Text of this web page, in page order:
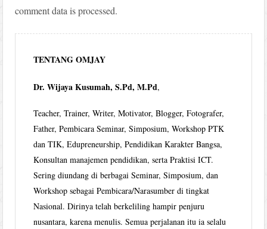
comment data is processed.
TENTANG OMJAY
Dr. Wijaya Kusumah, S.Pd, M.Pd,
Teacher, Trainer, Writer, Motivator, Blogger, Fotografer,
Father, Pembicara Seminar, Simposium, Workshop PTK
dan TIK, Edupreneurship, Pendidikan Karakter Bangsa,
Konsultan manajemen pendidikan, serta Praktisi ICT.
Sering diundang di berbagai Seminar, Simposium, dan
Workshop sebagai Pembicara/Narasumber di tingkat
Nasional. Dirinya telah berkeliling hampir penjuru
nusantara, karena menulis. Semua perjalanan itu ia selalu